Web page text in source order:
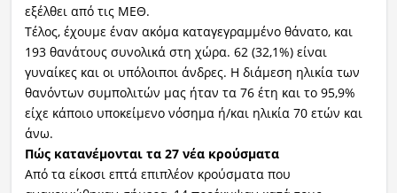
εξέλθει από τις ΜΕΘ.
Τέλος, έχουμε έναν ακόμα καταγεγραμμένο θάνατο, και
193 θανάτους συνολικά στη χώρα. 62 (32,1%) είναι
γυναίκες και οι υπόλοιποι άνδρες. Η διάμεση ηλικία των
θανόντων συμπολιτών μας ήταν τα 76 έτη και το 95,9%
είχε κάποιο υποκείμενο νόσημα ή/και ηλικία 70 ετών και
άνω.
Πώς κατανέμονται τα 27 νέα κρούσματα
Από τα είκοσι επτά επιπλέον κρούσματα που